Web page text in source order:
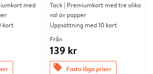
med
kort
Tack | Premiumkort med tre olika
val av papper
Uppsättning med 10 kort
Från
139 kr
offers Fasta låga priser